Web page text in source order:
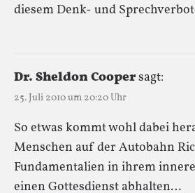
diesem Denk- und
Dr. Sheldon Coopersagt:
25. Juli 2010 um 20:20 Uhr
So etwas kommt wohl dabei
Menschen auf der Autobahn
Fundamentalien in ihrem
einen Gottesdienst abhalten…